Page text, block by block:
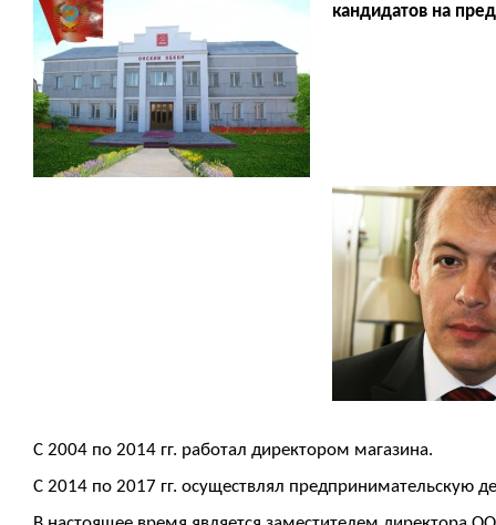
кандидатов на
C 2004 по 2014 гг. работал директором магазина.
С 2014 по 2017 гг. осуществлял предпринимательскую